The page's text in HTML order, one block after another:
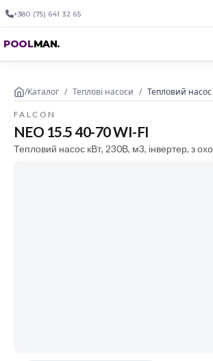
+380 (75) 641 32 65
POOLMAN.
/Каталог / Теплові насоси / Тепловий
FALCON
NEO 15.5 40-70 WI-FI
Тепловий насос кВт, 230В, м3, інвертер, з